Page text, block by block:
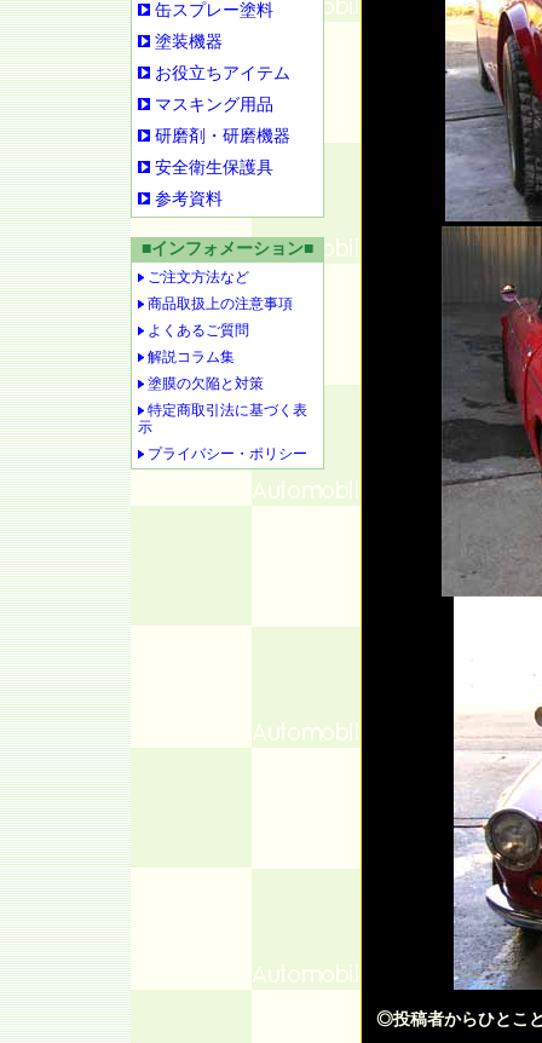
缶スプレー塗料
塗装機器
お役立ちアイテム
マスキング用品
研磨剤・研磨機器
安全衛生保護具
参考資料
■インフォメーション■
ご注文方法など
商品取扱上の注意事項
よくあるご質問
解説コラム集
塗膜の欠陥と対策
特定商取引法に基づく表
示
プライバシー・ポリシー
◎投稿者からひとこ